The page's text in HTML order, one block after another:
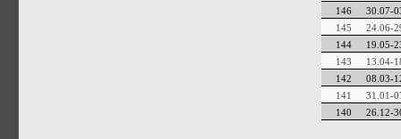
146
30.07-
145
24.06-
144
19.05-
143
13.04-
142
08.03-
141
31.01-
140
26.12-